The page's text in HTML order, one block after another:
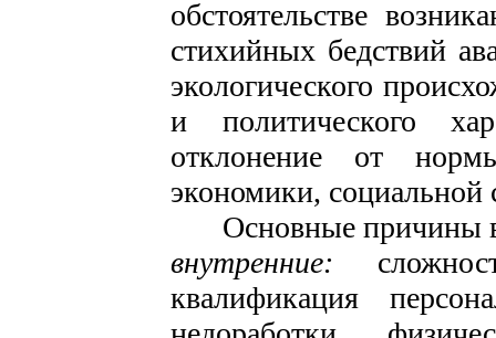
обстоятельстве
стихийных бедствий
экологического
и политического
отклонение от
экономики,
Основные причины
внутренние:
квалификация